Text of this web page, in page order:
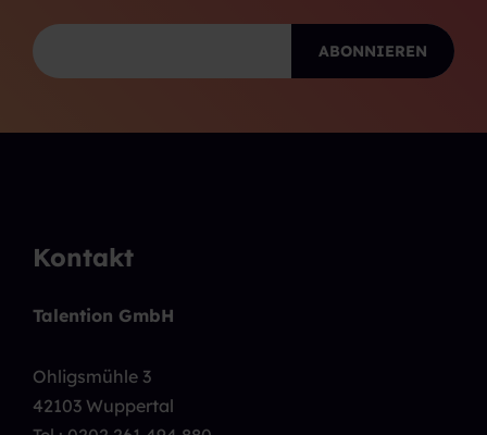
Kontakt
Talention GmbH
Ohligsmühle 3
42103 Wuppertal